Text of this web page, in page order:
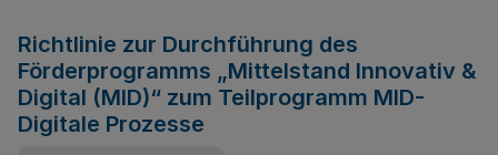
Richtlinie zur Durchführung des
Förderprogramms „Mittelstand Innovativ &
Digital (MID)“ zum Teilprogramm MID-
Digitale Prozesse